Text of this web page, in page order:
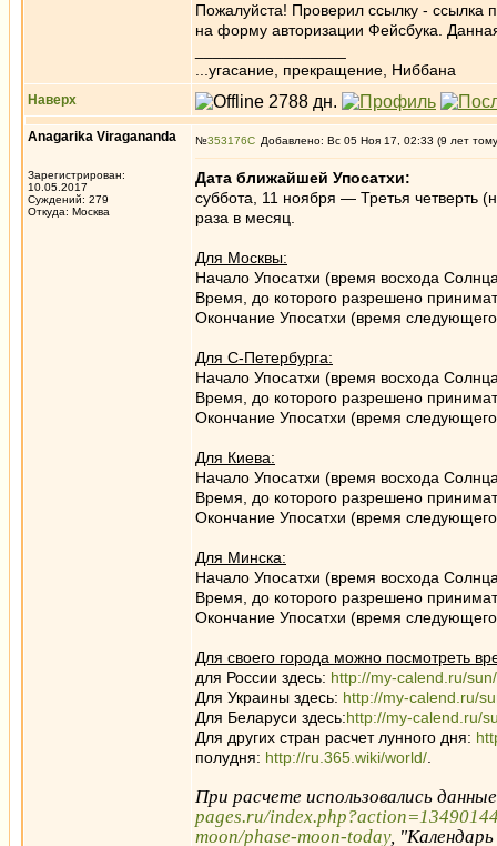
Пожалуйста! Проверил ссылку - ссылка
на форму авторизации Фейсбука.
...угасание, прекращение, Ниббана
Наверх
Anagarika Viragananda
Зарегистрирован:
10.05.2017
Суждений: 279
Откуда: Москва
№353176 Добавлено: Вс 05 Ноя 17, 02:33 (9 лет
Дата ближайшей Упосатхи:
суббота, 11 ноября — Третья четверть
раза в месяц.
Для Москвы:
Начало Упосатхи (время восхода
Время, до которого разрешено
Окончание Упосатхи (время
Для С-Петербурга:
Начало Упосатхи (время восхода
Время, до которого разрешено
Окончание Упосатхи (время
Для Киева:
Начало Упосатхи (время восхода
Время, до которого разрешено
Окончание Упосатхи (время
Для Минска:
Начало Упосатхи (время восхода
Время, до которого разрешено
Окончание Упосатхи (время
Для своего города можно посмотреть
для России здесь: http://my-calend.ru/
Для Украины здесь: http://my-calend.ru/
Для Беларуси здесь:http://my-calend.ru/
Для других стран расчет лунного дня:
полудня: http://ru.365.wiki/world/
При расчете использовались
pages.ru/
moon/phase-moon-today,